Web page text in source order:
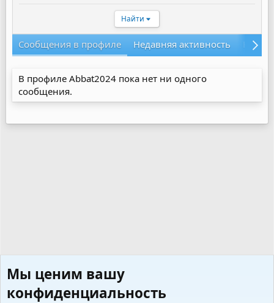
Найти
Сообщения в профиле Недавняя активность
В профиле Abbat2024 пока нет ни одного
сообщения.
Мы ценим вашу
конфиденциальность